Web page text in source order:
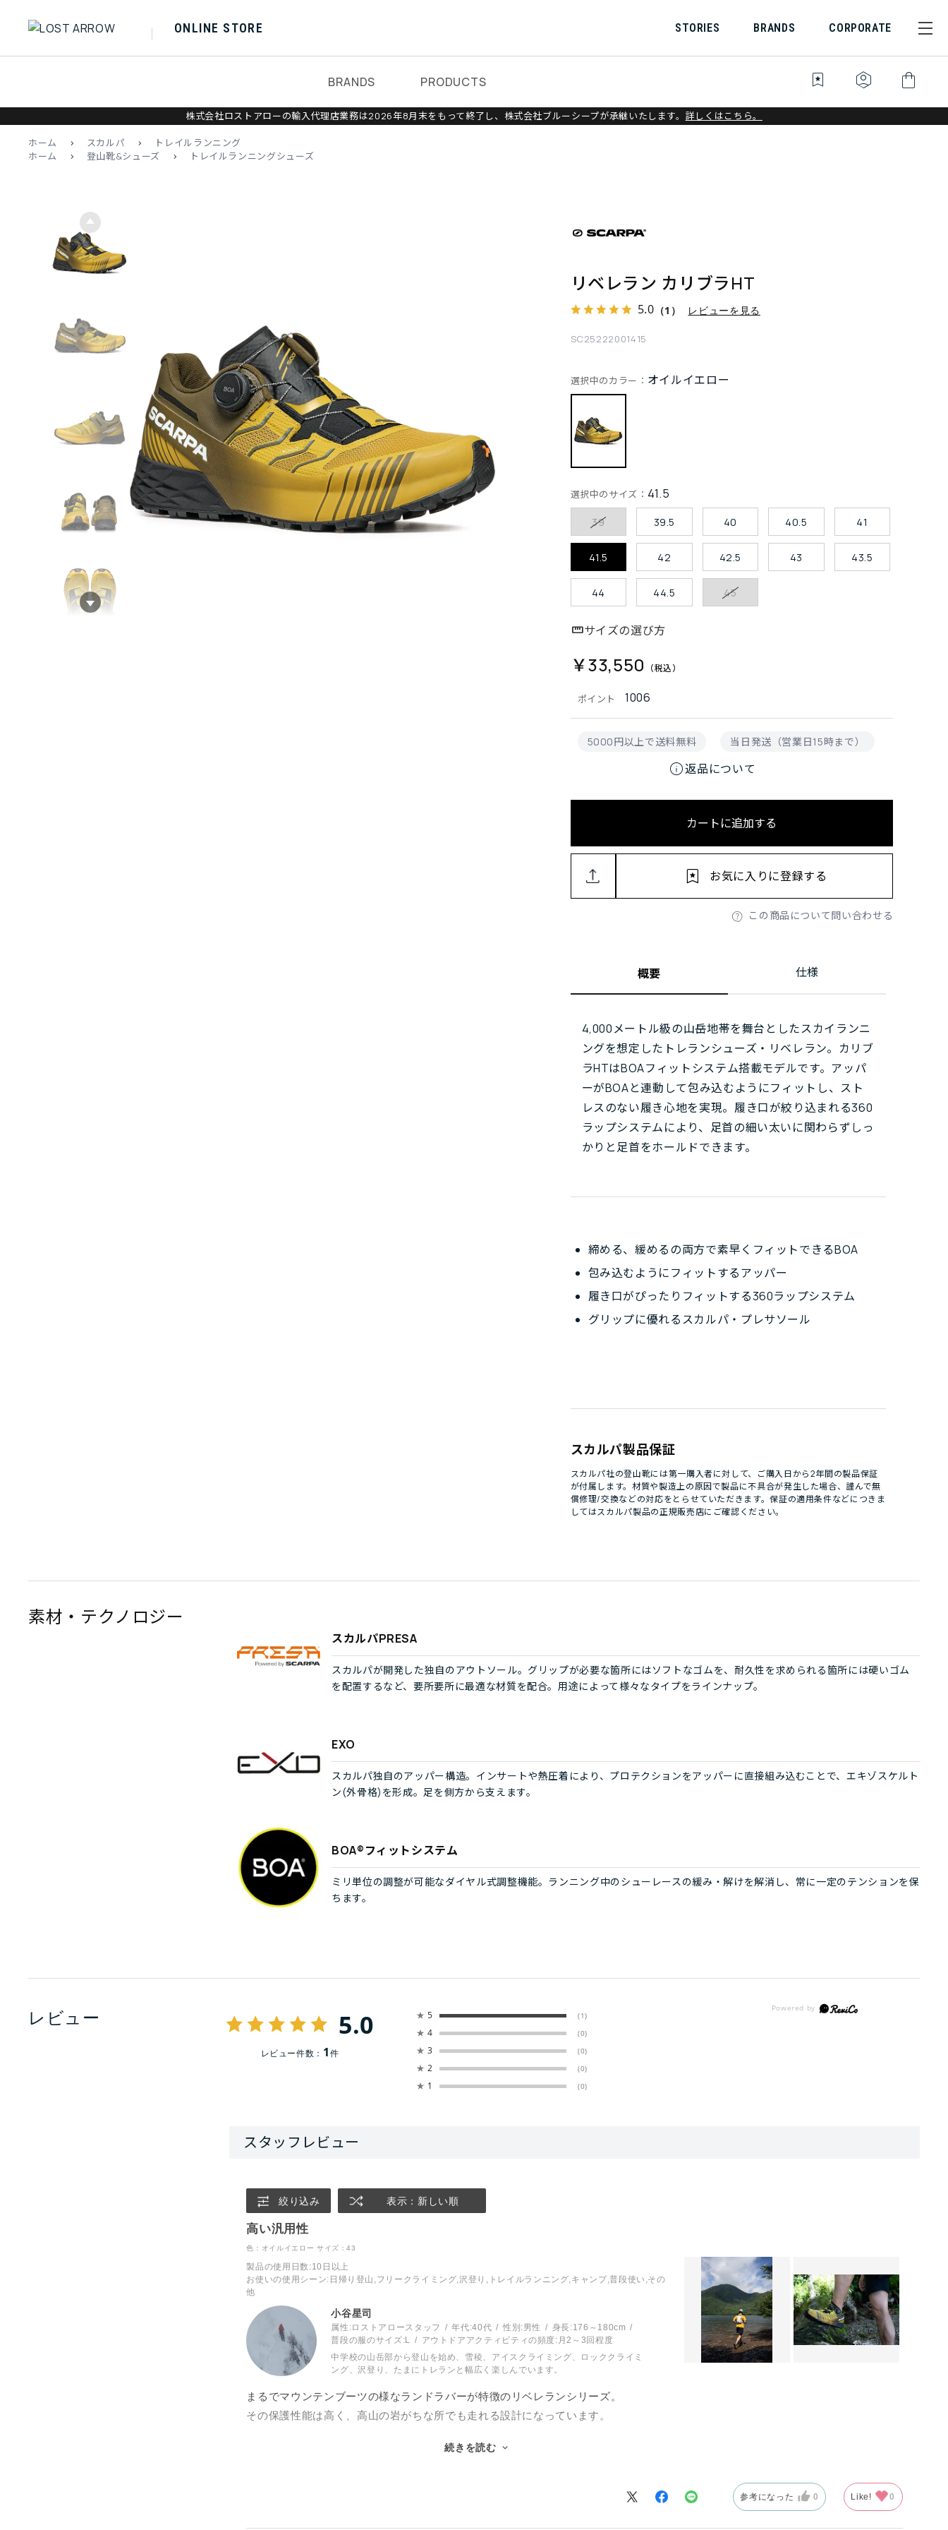
ONLINE STORE STORIES BRANDS CORPORATE
BRANDS PRODUCTS bookmark_star identity_platform shopping_bag
株式会社ロストアローの輸入代理店業務は2026年8月末をもって終了し、株式会社ブルーシープが承継いたします。 詳しくはこちら。
ホーム > スカルパ >
トレイルランニング
ホーム
> 登山靴&シューズ > トレイルランニングシューズ
リベレラン カリブラHT
5.0 （1） レビューを見る
SC25222001415
ポイント 1006
選択中のカラー： オイルイエロー
選択中のサイズ： 41.5
39 39.5 40 40.5 41
41.5 42 42.5 43 43.5
44 44.5 45
サイズの選び方
5000円以上で送料無料 当日発送（営業日15時まで）
info返品について
￥33,550
カートに追加する
この商品について問い合わせる
お気に入りに登録する
概要 仕様
4,000メートル級の山岳地帯を舞台としたスカイランニ
ングを想定したトレランシューズ・リベレラン。カリブ
ラHTはBOAフィットシステム搭載モデルです。アッパ
ーがBOAと連動して包み込むようにフィットし、スト
レスのない履き心地を実現。履き口が絞り込まれる360
ラップシステムにより、足首の細い太いに関わらずしっ
かりと足首をホールドできます。
スカルパ製品保証
スカルパ社の登山靴には第一購入者に対して、ご購入日から2年間の製品保証
が付属します。材質や製造上の原因で製品に不具合が発生した場合、謹んで無
償修理/交換などの対応をとらせていただきます。保証の適用条件などにつきま
してはスカルパ製品の正規販売店にご確認ください。
締める、緩めるの両方で素早くフィットできるBOA
包み込むようにフィットするアッパー
履き口がぴったりフィットする360ラップシステム
グリップに優れるスカルパ・プレサソール
素材・テクノロジー
スカルパPRESA
スカルパが開発した独自のアウトソール。グリップが必要な箇所にはソフトなゴムを、耐久性を求められる箇所には硬いゴム
を配置するなど、要所要所に最適な材質を配合。用途によって様々なタイプをラインナップ。
EXO
スカルパ独自のアッパー構造。インサートや熱圧着により、プロテクションをアッパーに直接組み込むことで、エキゾスケルト
ン(外骨格)を形成。足を側方から支えます。
BOA®フィットシステム
ミリ単位の調整が可能なダイヤル式調整機能。ランニング中のシューレースの緩み・解けを解消し、常に一定のテンションを保
ちます。
レビュー 5.0
レビュー件数： 1件
★ 5 (1)
★ 4 (0)
★ 3 (0)
★ 2 (0)
★ 1 (0)
絞り込み 表示：新しい順
高い汎用性
色：オイルイエロー サイズ：43
製品の使用日数 :10日以上
お使いの使用シーン:日帰り登山,フリークライミング,沢登り,トレイルランニング,キャンプ,普段使い,その
他
小谷星司
属性:ロストアロースタッフ 年代:40代 性別:男性 身長:176～180cm
普段の服のサイズ:L アウトドアアクティビティの頻度: 月2～3回程度
中学校の山岳部から登山を始め、雪稜、アイスクライミング、ロッククライミ
ング、沢登り、たまにトレランと幅広く楽しんでいます。
まるでマウンテンブーツの様なランドラバーが特徴のリベレランシリーズ。
その保護性能は高く、高山の岩がちな所でも走れる設計になっています。
トレイルランニングシューズとしては堅牢な作りであることと、BOAの利便性により非常に
続きを読む
参考になった 0 Like! 0